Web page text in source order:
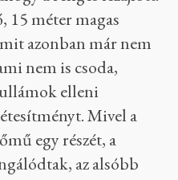
közé. Azon a
a rengés,
négy
földrengés idején a
három, az 1-es, 2-